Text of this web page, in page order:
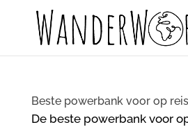
Beste powerbank voor op reis
De beste powerbank voor